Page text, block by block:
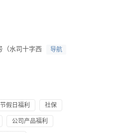
（水司十字西
导航
节假日福利 社保
公司产品福利